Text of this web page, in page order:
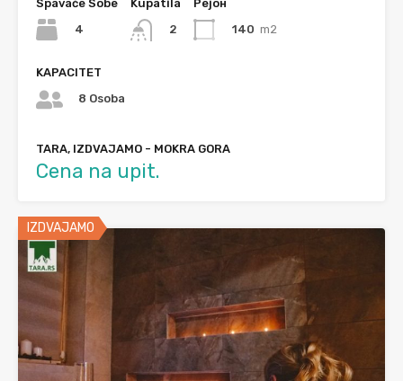
Spavaće Sobe
4
Kupatila
2
Рејон
140 m2
KAPACITET
8 Osoba
TARA, IZDVAJAMO - MOKRA GORA
Cena na upit.
IZDVAJAMO